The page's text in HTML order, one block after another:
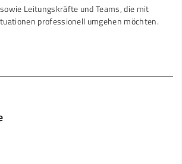
Leitungskräfte und Teams, die mit
professionell umgehen möchten.